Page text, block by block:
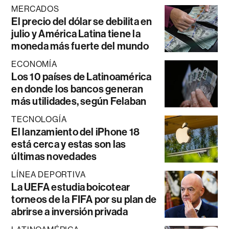
MERCADOS
El precio del dólar se debilita en
julio y América Latina tiene la
moneda más fuerte del mundo
ECONOMÍA
Los 10 países de Latinoamérica
en donde los bancos generan
más utilidades, según Felaban
TECNOLOGÍA
El lanzamiento del iPhone 18
está cerca y estas son las
últimas novedades
LÍNEA DEPORTIVA
La UEFA estudia boicotear
torneos de la FIFA por su plan de
abrirse a inversión privada